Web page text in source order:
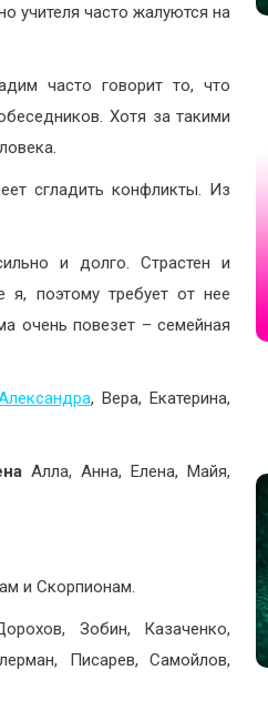
учителя часто жалуются на
часто говорит то, что
Хотя за такими
сгладить конфликты. Из
и долго. Страстен и
я, поэтому требует от нее
очень повезет – семейная
, Вера, Екатерина,
Алла, Анна, Елена, Майя,
и Скорпионам.
Зобин, Казаченко,
Писарев, Самойлов,